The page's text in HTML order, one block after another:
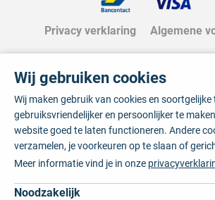
Privacy verklaring Algemene
Wij gebruiken cookies
Wij maken gebruik van cookies en
gebruiksvriendelijker en persoonlijker te
website goed te laten functioneren. Andere
verzamelen, je voorkeuren op te slaan of
Meer informatie vind je in onze
Noodzakelijk